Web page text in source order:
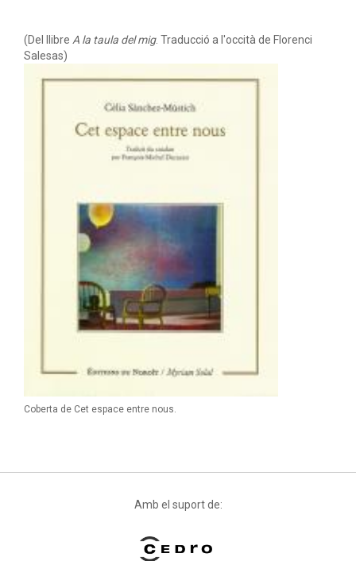
Coberta de Cet espace entre nous.
(Del llibre A la taula del mig. Traducció a l'occità de Florenci
Salesas)
Amb el suport de: